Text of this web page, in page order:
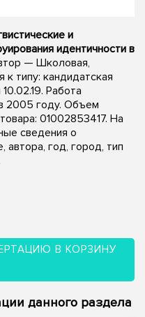
и
идентичности в
— Школовая,
к типу: кандидатская
Работа
2005 году. Объем
01002853417. На
сведения о
автора, год, город, тип
В КОРЗИНУ
данного раздела